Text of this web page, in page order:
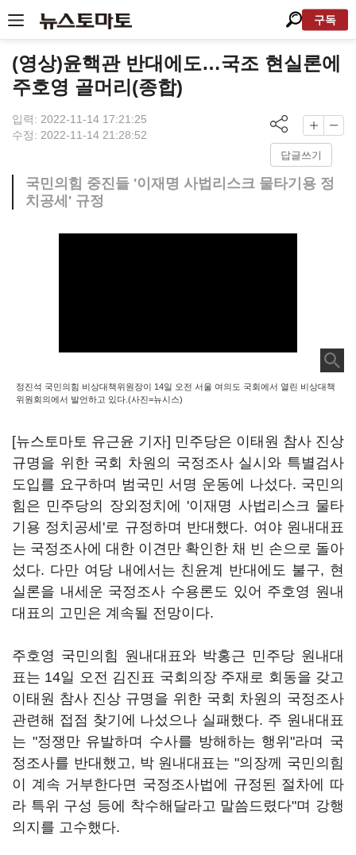
구독
(영상)윤핵관 반대에도…국조 현실론에
주호영 골머리(종합)
입력: 2022-11-14 17:21:25
수정: 2022-11-14 21:28:52
답글쓰기
국민의힘 중진들 '이재명 사법리스크 물타기용 정
치공세' 규정
정진석 국민의힘 비상대책위원장이 14일 오전 서울 여의도 국회에서 열린 비상대책
위원회의에서 발언하고 있다.(사진=뉴시스)
[뉴스토마토 유근윤 기자] 민주당은 이태원 참사 진상
규명을 위한 국회 차원의 국정조사 실시와 특별검사
도입를 요구하며 범국민 서명 운동에 나섰다. 국민의
힘은 민주당의 장외정치에 '이재명 사법리스크 물타
기용 정치공세'로 규정하며 반대했다. 여야 원내대표
는 국정조사에 대한 이견만 확인한 채 빈 손으로 돌아
섰다. 다만 여당 내에서는 친윤계 반대에도 불구, 현
실론을 내세운 국정조사 수용론도 있어 주호영 원내
대표의 고민은 계속될 전망이다.
주호영 국민의힘 원내대표와 박홍근 민주당 원내대
표는 14일 오전 김진표 국회의장 주재로 회동을 갖고
이태원 참사 진상 규명을 위한 국회 차원의 국정조사
관련해 접점 찾기에 나섰으나 실패했다. 주 원내대표
는 "정쟁만 유발하며 수사를 방해하는 행위"라며 국
정조사를 반대했고, 박 원내대표는 "의장께 국민의힘
이 계속 거부한다면 국정조사법에 규정된 절차에 따
라 특위 구성 등에 착수해달라고 말씀드렸다"며 강행
의지를 고수했다.